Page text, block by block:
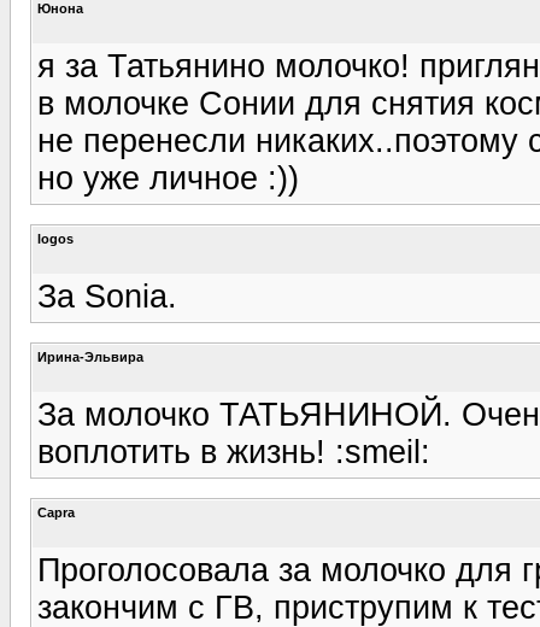
Юнона
я за Татьянино молочко!
в молочке Сонии для снятия
не перенесли
но уже личное :))
logos
За Sonia.
Ирина-Эльвира
За молочко ТАТЬЯНИНОЙ.
воплотить в жизнь! :smeil:
Capra
Проголосовала за молочко для
закончим с ГВ, приструпим к